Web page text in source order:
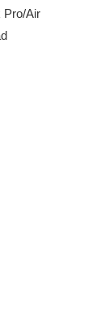
Pro/Air